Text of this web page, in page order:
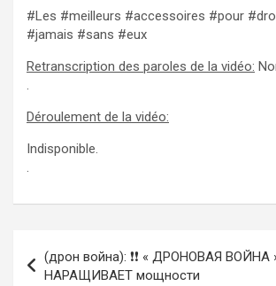
#Les #meilleurs #accessoires #pour
#jamais #sans #eux
Retranscription des paroles de la vidéo:
.
Déroulement de la vidéo:
Indisponible.
.
de
(дрон война): ❗❗ « ДРОНОВАЯ ВОЙНА
НАРАЩИВАЕТ мощности